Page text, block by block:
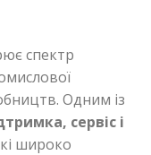
спектр
Одним із
сервіс і
широко